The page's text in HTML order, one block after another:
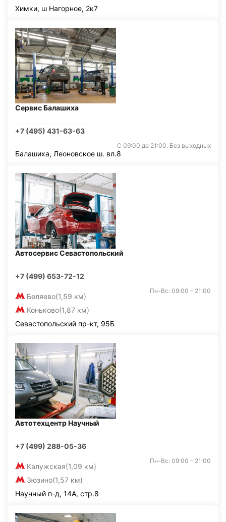
Химки, ш Нагорное, 2к7
Сервис Балашиха
+7 (495) 431-63-63
С 09:00 до 21:00. Без выходных
Балашиха, Леоновское ш. вл.8
Автосервис Севастопольский
+7 (499) 653-72-12
Беляево(1,59 км)
Коньково(1,87 км)
Пн-Вс: 09:00 - 21:00
Севастопольский пр-кт, 95Б
Автотехцентр Научный
+7 (499) 288-05-36
Калужская(1,09 км)
Зюзино(1,57 км)
Пн-Вс: 09:00 - 21:00
Научный п-д, 14А, стр.8